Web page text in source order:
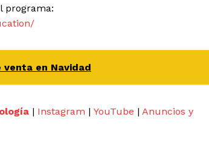
programa:
venta en Navidad
| Instagram | YouTube | Anuncios y